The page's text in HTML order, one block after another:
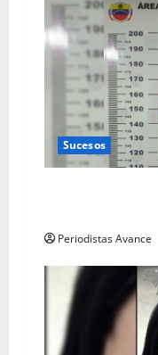
Sucesos
Periodistas Avance